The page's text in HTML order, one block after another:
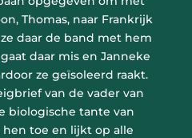
Thomas, naar Frankrijk
daar de band met hem
daar mis en Janneke
ze geïsoleerd raakt.
van de vader van
biologische tante van
hen toe en lijkt op alle